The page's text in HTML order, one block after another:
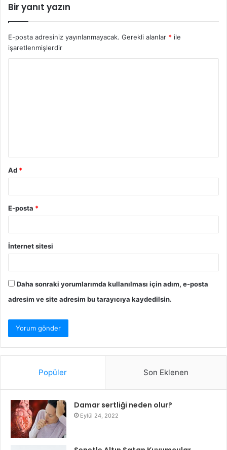
Bir yanıt yazın
E-posta adresiniz yayınlanmayacak. Gerekli alanlar * ile
işaretlenmişlerdir
Ad *
E-posta *
İnternet sitesi
Daha sonraki yorumlarımda kullanılması için adım, e-posta
adresim ve site adresim bu tarayıcıya kaydedilsin.
Popüler Son Eklenen
Damar sertliği neden olur?
Eylül 24, 2022